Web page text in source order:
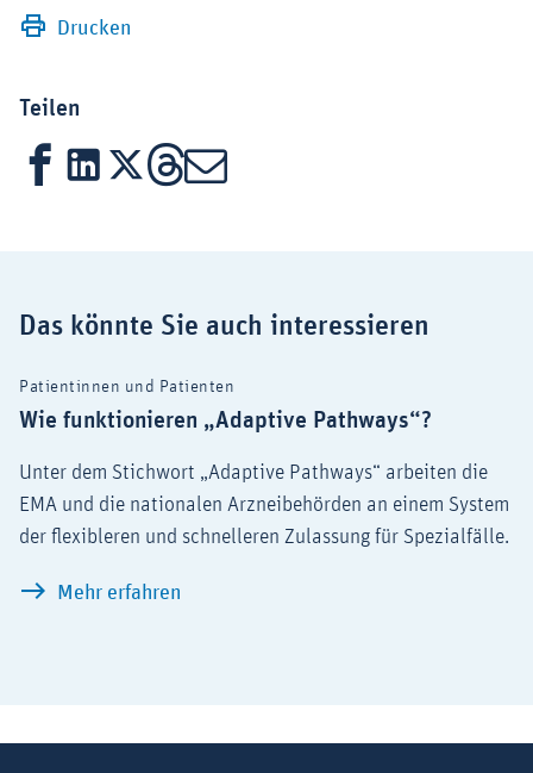
Drucken
Teilen
FacebookLinkedIn
X Threads
Mail
Das könnte Sie auch interessieren
Patientinnen und Patienten
Wie funktionieren „Adaptive Pathways“?
Unter dem Stichwort „Adaptive Pathways“ arbeiten die
EMA und die nationalen Arzneibehörden an einem System
der flexibleren und schnelleren Zulassung für Spezialfälle.
Mehr erfahren